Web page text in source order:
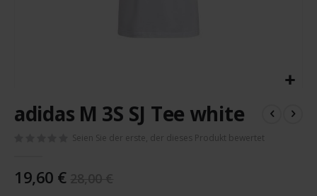
Anfang
der
adidas M 3S SJ Tee white
Seien Sie der erste, der dieses Produkt bewertet
19,60 €